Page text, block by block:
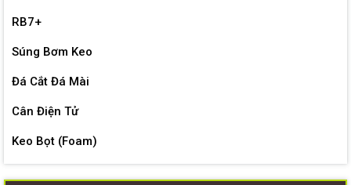
RB7+
Súng Bơm Keo
Đá Cắt Đá Mài
Cân Điện Tử
Keo Bọt (Foam)